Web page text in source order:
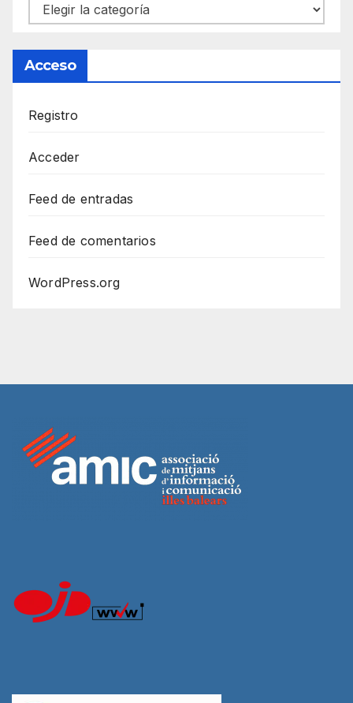
Categorías
Acceso
Registro
Acceder
Feed de entradas
Feed de comentarios
WordPress.org